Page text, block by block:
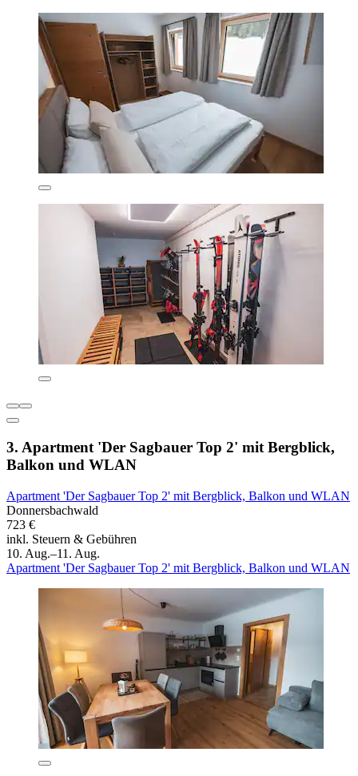
3. Apartment 'Der Sagbauer Top 2' mit Bergblick,
Balkon und WLAN
Apartment 'Der Sagbauer Top 2' mit Bergblick, Balkon und WLAN
Donnersbachwald
723 €
inkl. Steuern & Gebühren
10. Aug.–11. Aug.
Apartment 'Der Sagbauer Top 2' mit Bergblick, Balkon und WLAN